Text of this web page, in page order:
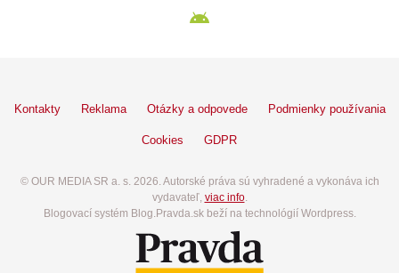
Kontakty Reklama Otázky a odpovede Podmienky používania
Cookies GDPR
© OUR MEDIA SR a. s. 2026. Autorské práva sú vyhradené a vykonáva ich
vydavateľ, viac info.
Blogovací systém Blog.Pravda.sk beží na technológií Wordpress.